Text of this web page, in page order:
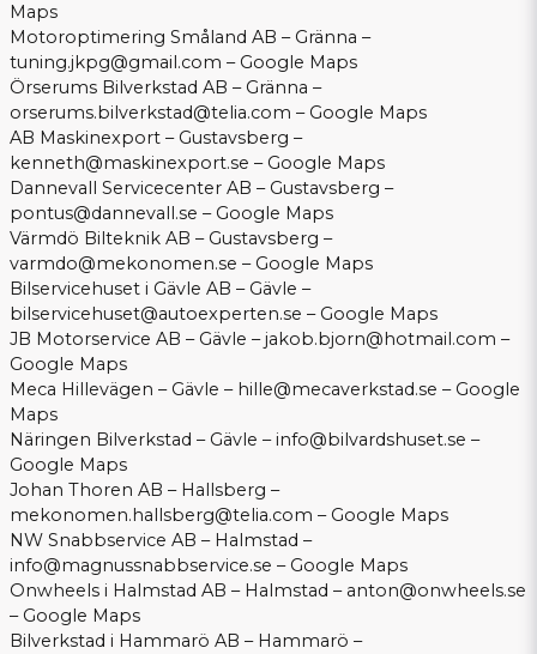
Maps
Motoroptimering Småland AB – Gränna –
tuning.jkpg@gmail.com – Google Maps
Örserums Bilverkstad AB – Gränna –
orserums.bilverkstad@telia.com – Google Maps
AB Maskinexport – Gustavsberg –
kenneth@maskinexport.se – Google Maps
Dannevall Servicecenter AB – Gustavsberg –
pontus@dannevall.se – Google Maps
Värmdö Bilteknik AB – Gustavsberg –
varmdo@mekonomen.se – Google Maps
Bilservicehuset i Gävle AB – Gävle –
bilservicehuset@autoexperten.se – Google Maps
JB Motorservice AB – Gävle –jakob.bjorn@hotmail.com –
Google Maps
Meca Hillevägen – Gävle – hille@mecaverkstad.se – Google
Maps
Näringen Bilverkstad – Gävle –info@bilvardshuset.se –
Google Maps
Johan Thoren AB – Hallsberg –
mekonomen.hallsberg@telia.com – Google Maps
NW Snabbservice AB – Halmstad –
info@magnussnabbservice.se – Google Maps
Onwheels i Halmstad AB – Halmstad – anton@onwheels.se
– Google Maps
Bilverkstad i Hammarö AB – Hammarö –